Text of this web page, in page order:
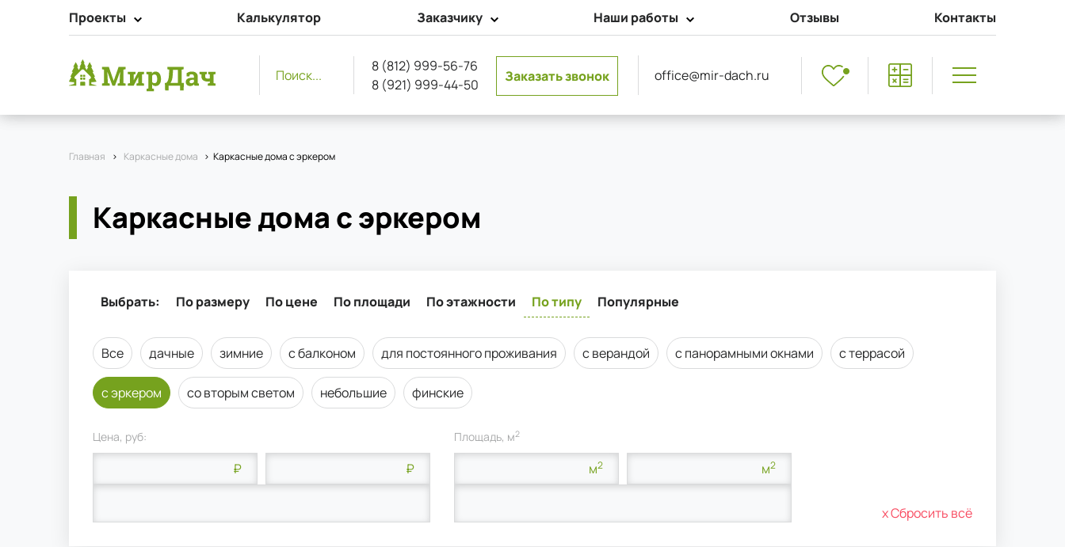
Проекты Калькулятор Заказчику Наши работы Отзывы Контакты
Поиск...
8 (812) 999-56-76
8 (921) 999-44-50
Заказать звонок office@mir-dach.ru
Главная > Каркасные дома > Каркасные дома с эркером
Каркасные дома с эркером
Выбрать: По размеру По цене По площади По этажности По типу Популярные
Все дачные зимние с балконом для постоянного проживания с верандой с панорамными окнами с террасой
с эркером со вторым светом небольшие финские
Цена, руб:
₽ ₽
Площадь, м2
м2 м2
х Сбросить всё